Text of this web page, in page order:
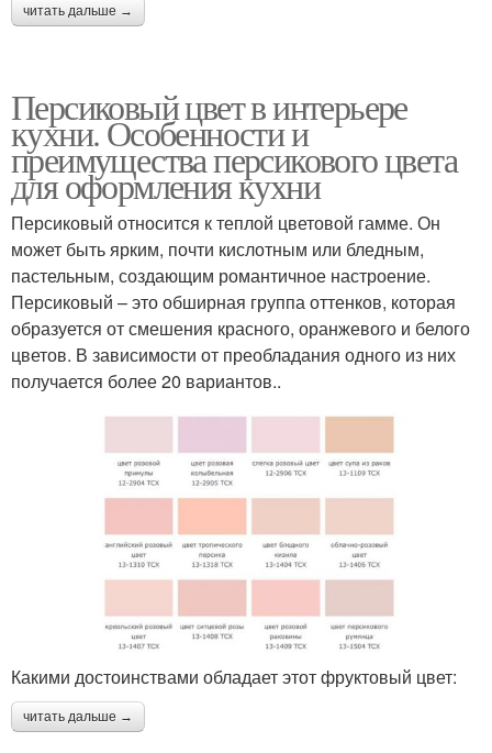
читать дальше →
Персиковый цвет в интерьере
кухни. Особенности и
преимущества персикового цвета
для оформления кухни
Персиковый относится к теплой цветовой гамме. Он
может быть ярким, почти кислотным или бледным,
пастельным, создающим романтичное настроение.
Персиковый – это обширная группа оттенков, которая
образуется от смешения красного, оранжевого и белого
цветов. В зависимости от преобладания одного из них
получается более 20 вариантов..
Какими достоинствами обладает этот фруктовый цвет:
читать дальше →